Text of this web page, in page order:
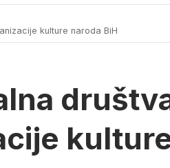
kulture naroda BiH